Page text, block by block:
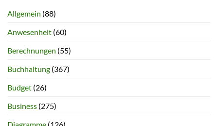
Allgemein (88)
Anwesenheit (60)
Berechnungen (55)
Buchhaltung (367)
Budget (26)
Business (275)